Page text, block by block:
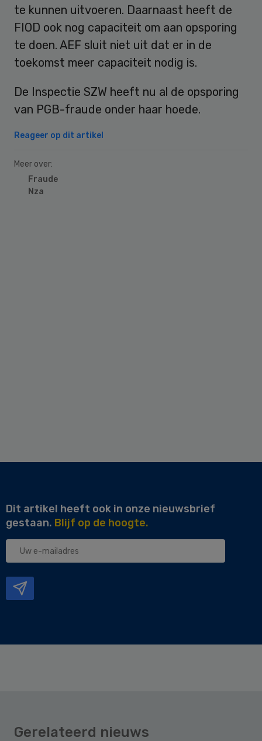
te kunnen uitvoeren. Daarnaast heeft de
FIOD ook nog capaciteit om aan opsporing
te doen. AEF sluit niet uit dat er in de
toekomst meer capaciteit nodig is.
De Inspectie SZW heeft nu al de opsporing
van PGB-fraude onder haar hoede.
Reageer op dit artikel
Meer over:
Fraude
Nza
Dit artikel heeft ook in onze nieuwsbrief
gestaan. Blijf op de hoogte.
Uw
Gerelateerd nieuws